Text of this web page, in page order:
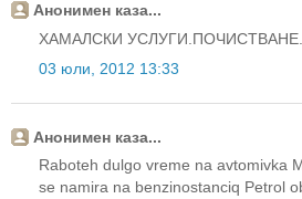
Анонимен каза...
ХАМАЛСКИ
03 юли, 2012 13:33
Анонимен каза...
Raboteh dulgo vreme na avtomivka
se namira na benzinostanciq Petrol